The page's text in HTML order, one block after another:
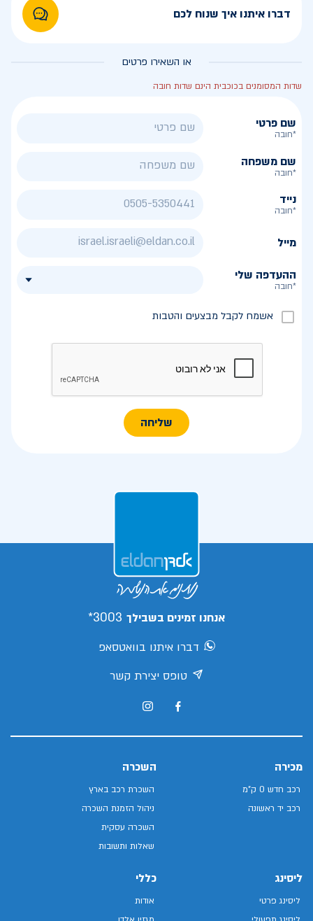
דברו איתנו איך שנוח לכם
או השאירו פרטים
שדות המסומנים בכוכבית הינם שדות חובה
שם פרטי
*חובה
שם משפחה
*חובה
נייד
*חובה
מייל
ההעדפה שלי
*חובה
אשמח לקבל מבצעים והטבות
שליחה
אנחנו זמינים בשבילך 3003*
דברו איתנו בוואטסאפ
טופס יצירת קשר
מכירה
רכב חדש 0 ק"מ
רכב יד ראשונה
השכרה
השכרת רכב בארץ
ניהול הזמנת השכרה
השכרה עסקית
שאלות ותשובות
ליסינג
ליסינג פרטי
כללי
אודות